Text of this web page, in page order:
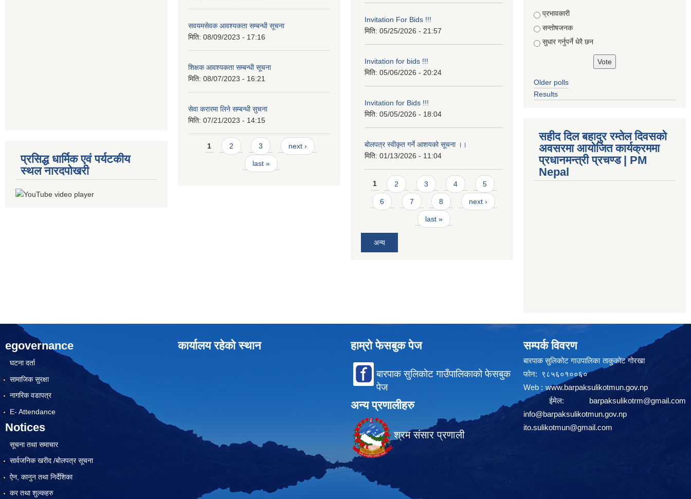
प्रसिद्ध धार्मिक एवं पर्यटकीय
स्थल नारदपोखरी
सवयमसेवक आवश्यकता सम्बन्धी सूचना
मिति: 08/09/2023 - 17:16
शिक्षक आवश्यकता सम्बन्धी सूचना
मिति: 08/07/2023 - 16:21
सेवा करारमा लिने सम्बन्धी सुचना
मिति: 07/21/2023 - 14:15
Pages
1 2 3 next ›
last »
Invitation For Bids !!!
मिति: 05/25/2026 - 21:57
Invitation for bids !!!
मिति: 05/06/2026 - 20:24
Invitation for Bids !!!
मिति: 05/05/2026 - 18:04
बोलपत्र स्वीकृत गर्ने आशयको सूचना ।।
मिति: 01/13/2026 - 11:04
Pages
1 2 3 4 5
6 7 8 next ›
last »
अन्य
Choices
प्रभावकारी
सन्तोषजनक
सुधार गर्नुपर्ने धेरै छन
Older polls
Results
सहीद दिल बहादुर रम्तेल दिवसको
अवसरमा आयोजित कार्यक्रममा
प्रधानमन्त्री प्रचण्ड | PM
Nepal
egovernance
घटना दर्ता
सामाजिक सुरक्षा
नागरिक वडापत्र
E- Attendance
Notices
सूचना तथा समाचार
सार्वजनिक खरीद /बोलपत्र सूचना
ऐन, कानुन तथा निर्देशिका
कर तथा शुल्कहरु
कार्यालय रहेको स्थान हाम्रो फेसबुक पेज
बारपाक सुलिकोट गाउँपालिकाको फेसबुक
पेज
अन्य प्रणालीहरु
श्रम संसार प्रणाली
सम्पर्क विवरण
बारपाक सुलिकोट गाउपालिका ताकुकोट गोरखा
फोन: ९८५६०१००६०
Web : www.barpaksulikotmun.gov.np
ईमेल: barpaksulikotrm@gmail.com
info@barpaksulikotmun.gov.np
ito.sulikotmun@gmail.com